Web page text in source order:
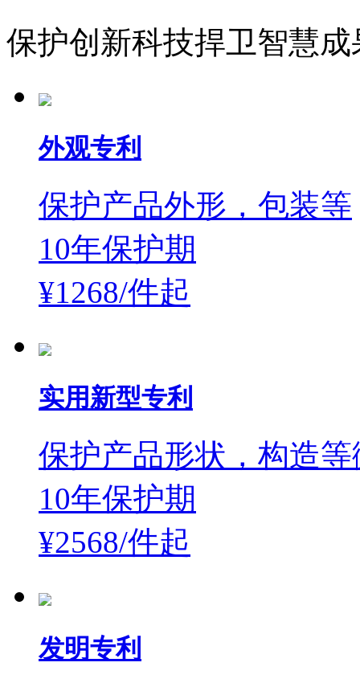
保护创新科技捍卫智慧
外观专利
保护产品外形，包装等
10年保护期
¥1268/件起
实用新型专利
保护产品形状，构造
10年保护期
¥2568/件起
发明专利